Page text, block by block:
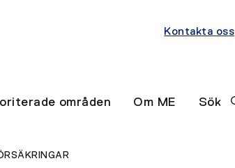
Kontakta oss
områden Om ME Sök